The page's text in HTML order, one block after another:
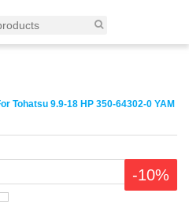
Tohatsu 9.9-18 HP 350-64302-0 YAM
-10%